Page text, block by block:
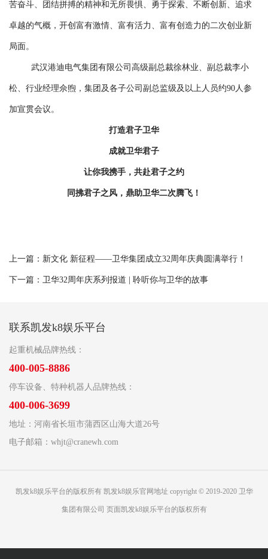
苦奋斗、团结拼搏的精神和无所畏惧、勇于探索、不断创新、追求
卓越的气概，开创富有激情、富有活力、富有创造力的二次创业新
局面。
武汉港迪电气集团有限公司高级副总裁徐林业、副总裁李小
松、行业经理佘煦，集团及各子公司副总监级及以上人员约90人参
加宣贯会议。
打造君子卫华
成就卫华君子
让你我携手，共赴君子之约
同拂君子之风，鼎助卫华二次腾飞！
上一篇： 新文化 新征程——卫华集团成立32周年庆典圆满举行！
下一篇： 卫华32周年庆系列报道 | 聆听你与卫华的故事
联系凯发k8娱乐平台
起重机械品牌热线：
400-005-8886
停车设备、特种机器人品牌热线：
400-006-3699
地址：河南省长垣市蒲西区山海大道26号
电子邮箱： whjt@cranewh.com
凯发k8娱乐平台的版权所有 凯发k8娱乐官网地址 copyright © 2019-2020 卫华
集团有限公司 页面凯发k8娱乐平台的版权所有